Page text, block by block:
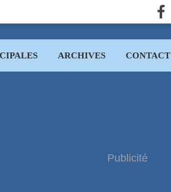
ARCHIVES CONTACT
Publicité